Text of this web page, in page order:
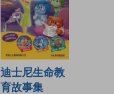
迪士尼生命教
育故事集